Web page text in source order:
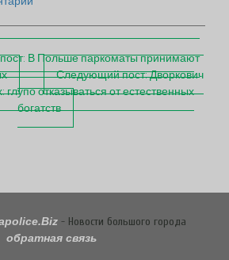
В Польше паркоматы принимают
Следующий пост:Дворкович
глупо отказываться от естественных
богатств
- Новости большого города
обратная связь